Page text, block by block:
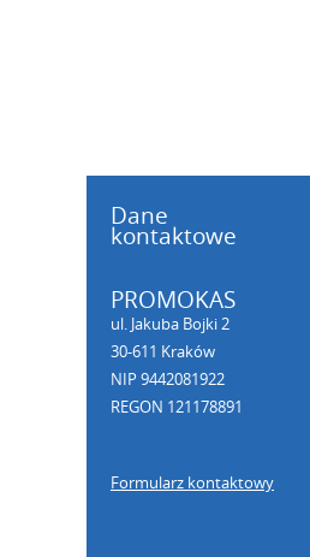
Dane
kontaktowe
PROMOKAS
ul. Jakuba Bojki 2
30-611 Kraków
NIP 9442081922
REGON 121178891
Formularz kontaktowy